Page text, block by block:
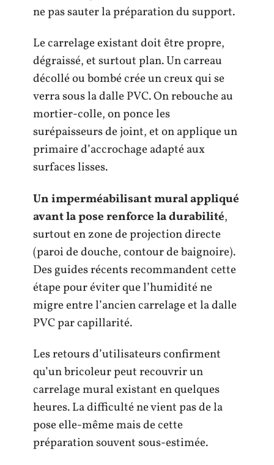
ne pas sauter la préparation du support.
Le carrelage existant doit être propre,
dégraissé, et surtout plan. Un carreau
décollé ou bombé crée un creux qui se
verra sous la dalle PVC. On rebouche au
mortier-colle, on ponce les
surépaisseurs de joint, et on applique un
primaire d’accrochage adapté aux
surfaces lisses.
Un imperméabilisant mural appliqué
avant la pose renforce la durabilité,
surtout en zone de projection directe
(paroi de douche, contour de baignoire).
Des guides récents recommandent cette
étape pour éviter que l’humidité ne
migre entre l’ancien carrelage et la dalle
PVC par capillarité.
Les retours d’utilisateurs confirment
qu’un bricoleur peut recouvrir un
carrelage mural existant en quelques
heures. La difficulté ne vient pas de la
pose elle-même mais de cette
préparation souvent sous-estimée.